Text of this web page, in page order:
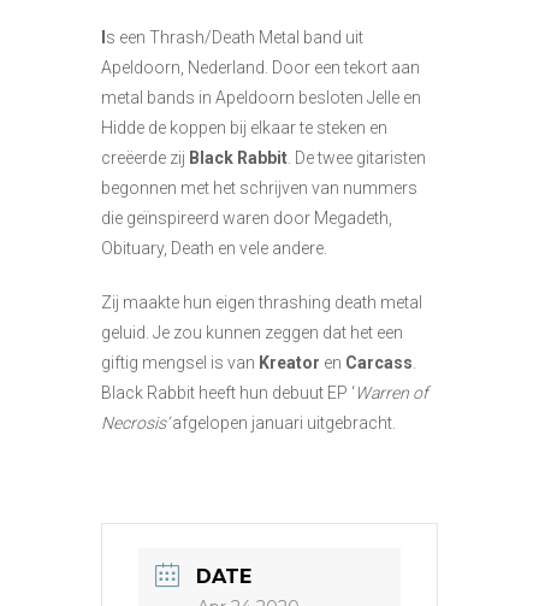
s een Thrash/Death Metal band uit
Apeldoorn, Nederland. Door een tekort aan
metal bands in Apeldoorn besloten Jelle en
Hidde de koppen bij elkaar te steken en
creëerde zij Black Rabbit . De twee gitaristen
begonnen met het schrijven van nummers
die geïnspireerd waren door Megadeth,
Obituary, Death en vele andere.
Zij maakte hun eigen thrashing death metal
geluid. Je zou kunnen zeggen dat het een
giftig mengsel is van Kreator en Carcass
Black Rabbit heeft hun debuut EP ‘Warren of
Necrosis’afgelopen januari uitgebracht.
DATE